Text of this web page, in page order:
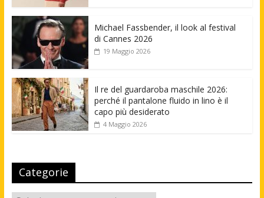
Michael Fassbender, il look al festival
di Cannes 2026
19 Maggio 2026
Il re del guardaroba maschile 2026:
perché il pantalone fluido in lino è il
capo più desiderato
4 Maggio 2026
Categorie